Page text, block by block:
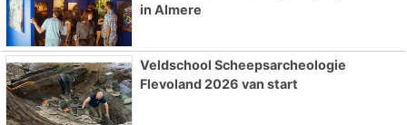
in Almere
Veldschool Scheepsarcheologie
Flevoland 2026 van start